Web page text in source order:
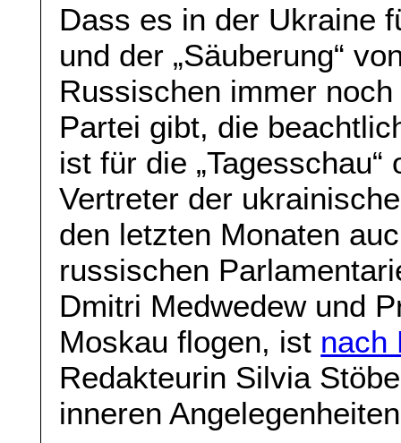
Dass es in der Ukraine
und der „Säuberung“
Russischen immer
Partei gibt, die
ist für die
Vertreter der
den letzten Monaten
russischen
Dmitri Medwedew und
Moskau flogen, ist nach
Redakteurin Silvia
inneren